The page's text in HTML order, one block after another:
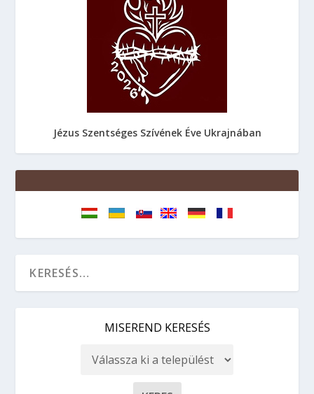
Jézus Szentséges Szívének Éve Ukrajnában
MISEREND KERESÉS